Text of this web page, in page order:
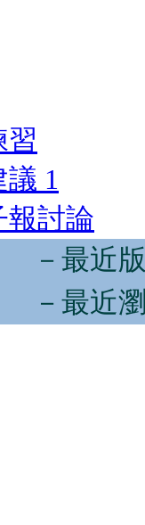
習
議 1
報討論
－最近
－最近